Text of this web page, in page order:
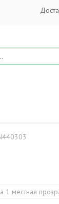
1 местная